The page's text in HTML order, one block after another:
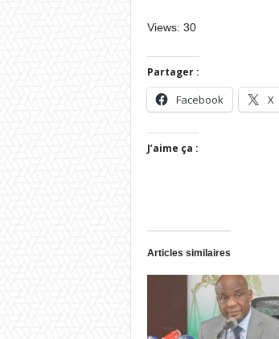
Views: 30
Partager :
Facebook X
J’aime ça :
Articles similaires